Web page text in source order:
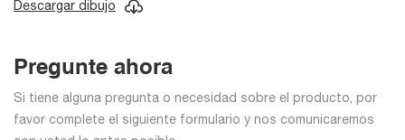
Descargar dibujo
Pregunte ahora
Si tiene alguna pregunta o necesidad sobre el producto, por
favor complete el siguiente formulario y nos comunicaremos